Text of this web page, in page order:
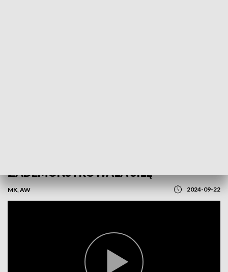
ZADEMONSTROWAŁA SIŁĘ
MK, AW 2024-09-22